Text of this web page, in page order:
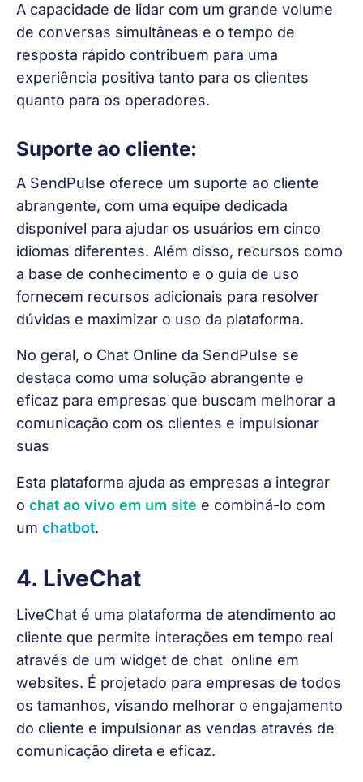
A capacidade de lidar com um grande volume
de conversas simultâneas e o tempo de
resposta rápido contribuem para uma
experiência positiva tanto para os clientes
quanto para os operadores.
Suporte ao cliente:
A SendPulse oferece um suporte ao cliente
abrangente, com uma equipe dedicada
disponível para ajudar os usuários em cinco
idiomas diferentes. Além disso, recursos como
a base de conhecimento e o guia de uso
fornecem recursos adicionais para resolver
dúvidas e maximizar o uso da plataforma.
No geral, o Chat Online da SendPulse se
destaca como uma solução abrangente e
eficaz para empresas que buscam melhorar a
comunicação com os clientes e impulsionar
suas
Esta plataforma ajuda as empresas a integrar
o chat ao vivo em um site e combiná-lo com
um chatbot.
4. LiveChat
LiveChat é uma plataforma de atendimento ao
cliente que permite interações em tempo real
através de um widget de chat  online em
websites. É projetado para empresas de todos
os tamanhos, visando melhorar o engajamento
do cliente e impulsionar as vendas através de
comunicação direta e eficaz.